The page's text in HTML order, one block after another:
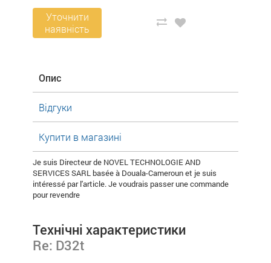
Уточнити
наявність
Опис
Відгуки
Купити в магазині
Je suis Directeur de NOVEL TECHNOLOGIE AND
SERVICES SARL basée à Douala-Cameroun et je suis
intéressé par l'article. Je voudrais passer une commande
pour revendre
Технічні характеристики
Re: D32t